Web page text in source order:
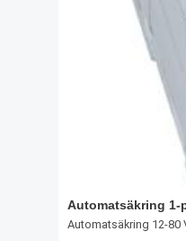
Automatsäkring 1-
Automatsäkring 12-80